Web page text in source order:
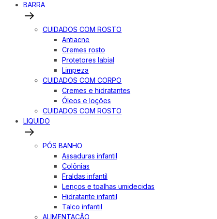
BARRA
CUIDADOS COM ROSTO
Antiacne
Cremes rosto
Protetores labial
Limpeza
CUIDADOS COM CORPO
Cremes e hidratantes
Óleos e loções
CUIDADOS COM ROSTO
LIQUIDO
PÓS BANHO
Assaduras infantil
Colônias
Fraldas infantil
Lenços e toalhas umidecidas
Hidratante infantil
Talco infantil
ALIMENTAÇÃO